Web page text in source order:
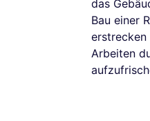
das
Bau einer
erstrecken
Arbeiten